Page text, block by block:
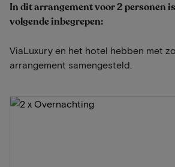
In dit arrangement voor 2 personen
volgende inbegrepen:
ViaLuxury en het hotel hebben met
arrangement samengesteld.